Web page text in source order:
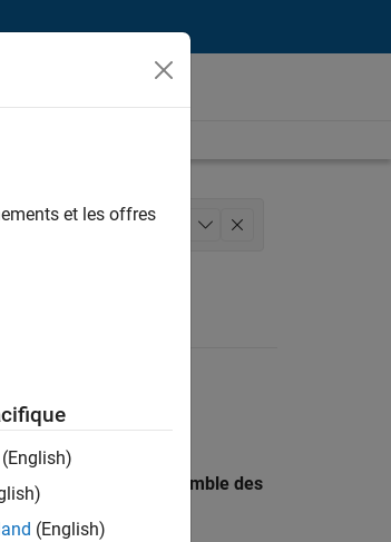
pour trouver l’ensemble des
et les offres
(English)
(English)